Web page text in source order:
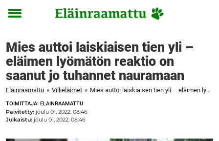
Toggle
Mies auttoi laiskiaisen tien yli –
eläimen lyömätön reaktio on
saanut jo tuhannet nauramaan
Elainraamattu » Villieläimet » Mies auttoi laiskiaisen tien yli – eläimen lyömätön reaktio on saanut jo tuhannet nauramaan
TOIMITTAJA: ELAINRAAMATTU
Päivitetty: joulu 01, 2022, 08:46
Julkaistu: joulu 01, 2022, 08:46